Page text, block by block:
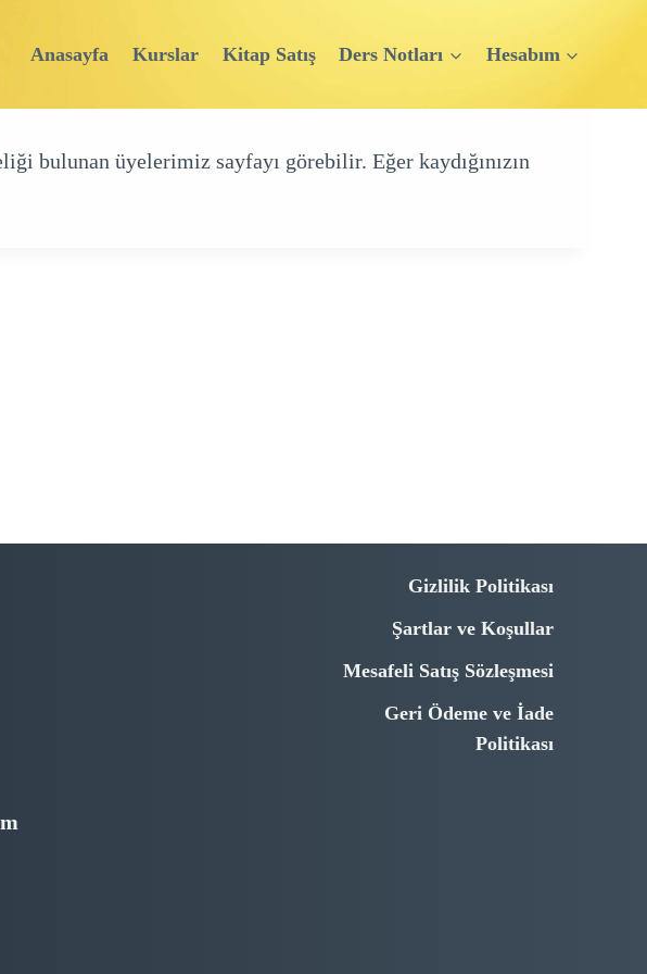
Anasayfa Kurslar Kitap Satış Ders Notları Hesabım
bulunan üyelerimiz sayfayı görebilir. Eğer kaydığınızın
Gizlilik Politikası
Şartlar ve Koşullar
Mesafeli Satış Sözleşmesi
Geri Ödeme ve İade
Politikası